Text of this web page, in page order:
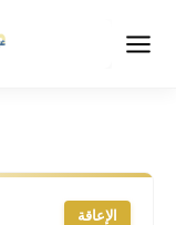
الإعاقة